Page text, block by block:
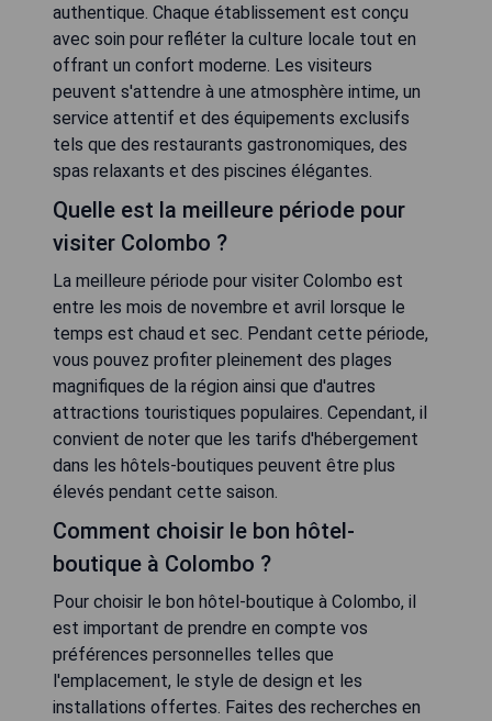
authentique. Chaque établissement est conçu
avec soin pour refléter la culture locale tout en
offrant un confort moderne. Les visiteurs
peuvent s'attendre à une atmosphère intime, un
service attentif et des équipements exclusifs
tels que des restaurants gastronomiques, des
spas relaxants et des piscines élégantes.
Quelle est la meilleure période pour
visiter Colombo ?
La meilleure période pour visiter Colombo est
entre les mois de novembre et avril lorsque le
temps est chaud et sec. Pendant cette période,
vous pouvez profiter pleinement des plages
magnifiques de la région ainsi que d'autres
attractions touristiques populaires. Cependant, il
convient de noter que les tarifs d'hébergement
dans les hôtels-boutiques peuvent être plus
élevés pendant cette saison.
Comment choisir le bon hôtel-
boutique à Colombo ?
Pour choisir le bon hôtel-boutique à Colombo, il
est important de prendre en compte vos
préférences personnelles telles que
l'emplacement, le style de design et les
installations offertes. Faites des recherches en